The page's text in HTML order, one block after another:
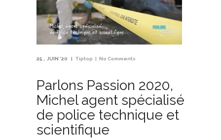
25 JUIN '20 Tiptop No Comments
Parlons Passion 2020,
Michel agent spécialisé
de police technique et
scientifique